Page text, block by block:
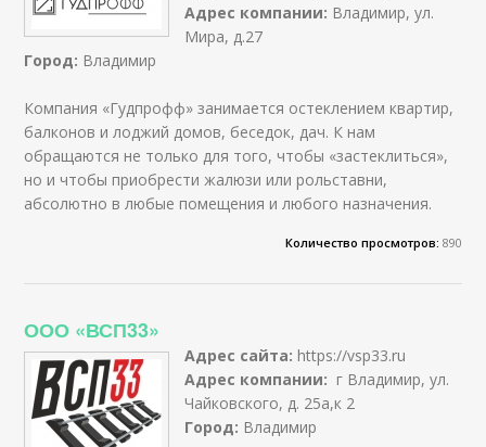
Адрес компании: Владимир, ул.
Мира, д.27
Город: Владимир
Компания «Гудпрофф» занимается остеклением квартир,
балконов и лоджий домов, беседок, дач. К нам
обращаются не только для того, чтобы «застеклиться»,
но и чтобы приобрести жалюзи или рольставни,
абсолютно в любые помещения и любого назначения.
Количество просмотров: 890
ООО «ВСП33»
Адрес сайта: https://vsp33.ru
Адрес компании: г Владимир, ул.
Чайковского, д. 25а,к 2
Город: Владимир